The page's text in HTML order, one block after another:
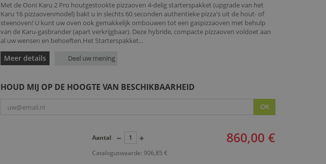
Met de Ooni Karu 2 Pro houtgestookte pizzaoven 4-delig starterspakket (upgrade van het
Karu 16 pizzaovenmodel) bakt u in slechts 60 seconden authentieke pizza's uit de hout- of
steenoven! U kunt uw oven ook gemakkelijk ombouwen tot een gaspizzaoven met behulp
van de Karu-gasbrander (apart verkrijgbaar). Deze hybride, compacte pizzaoven voldoet aan
al uw wensen en behoeften.Het Starterspakket...
Meer details Deel uw mening
HOUD MIJ OP DE HOOGTE VAN BESCHIKBAARHEID
OK
860,00 €
Aantal
Cataloguswaarde: 906,85 €